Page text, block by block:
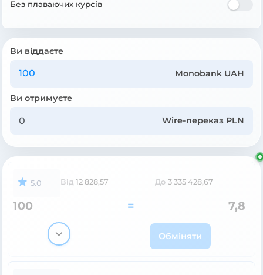
Без плаваючих курсів
Ви віддаєте
Monobank UAH
Ви отримуєте
Wire-переказ PLN
5.0 Від 12 828,57 До 3 335 428,67
100 = 7,8
Обміняти